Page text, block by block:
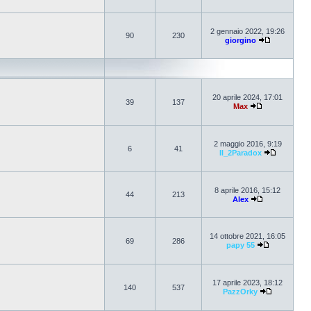
90 230
2 gennaio 2022, 19:26
giorgino
39 137
20 aprile 2024, 17:01
Max
6 41
2 maggio 2016, 9:19
Il_2Paradox
44 213
8 aprile 2016, 15:12
Alex
69 286
14 ottobre 2021, 16:05
papy 55
140 537
17 aprile 2023, 18:12
PazzOrky